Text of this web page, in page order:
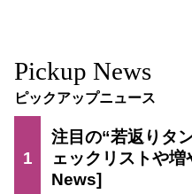
Pickup News
ピックアップニュース
1
注目の“若返りタ
ェックリストや増